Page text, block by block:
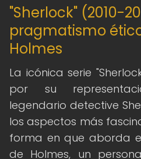
"Sherlock" (2010-
pragmatismo
Holmes
La icónica serie
por su
legendario detective
los aspectos más
forma en que aborda
de Holmes, un